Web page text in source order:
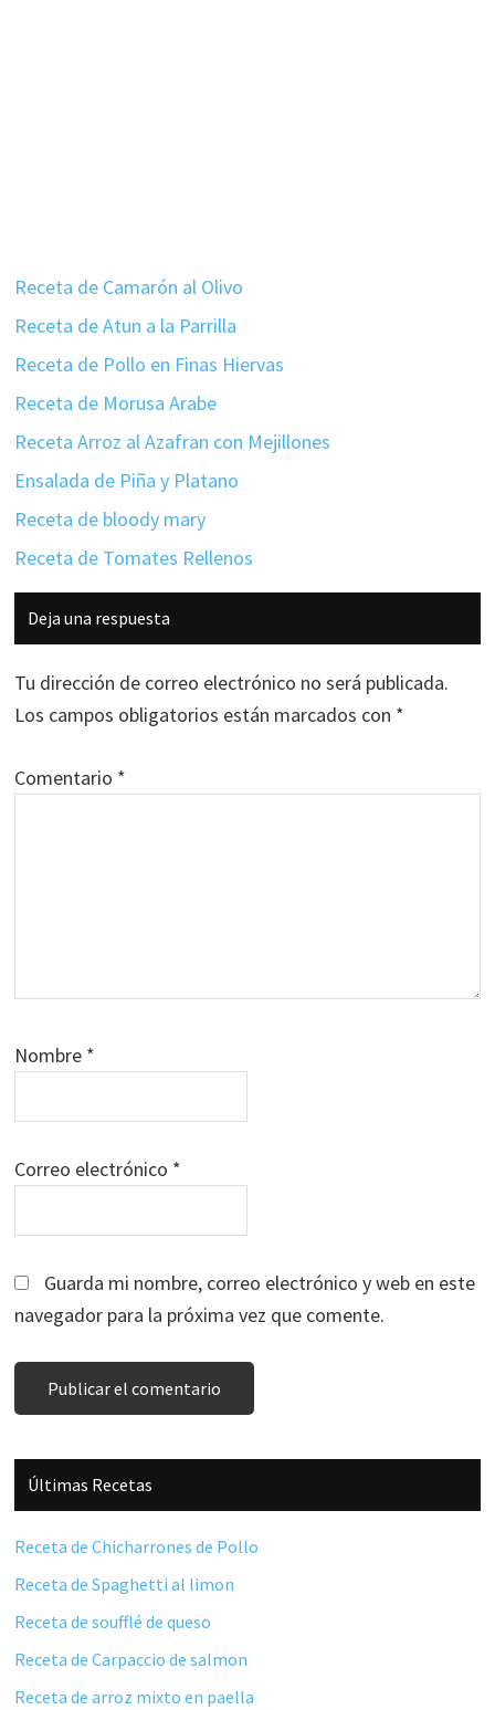
Receta de Camarón al Olivo
Receta de Atun a la Parrilla
Receta de Pollo en Finas Hiervas
Receta de Morusa Arabe
Receta Arroz al Azafran con Mejillones
Ensalada de Piña y Platano
Receta de bloody mary
Receta de Tomates Rellenos
Interacciones
con
los
lectores
Deja una respuesta
Tu dirección de correo electrónico no será publicada.
Los campos obligatorios están marcados con *
Comentario *
Nombre *
Correo electrónico *
Guarda mi nombre, correo electrónico y web en este
navegador para la próxima vez que comente.
Barra
lateral
principal
Últimas Recetas
Receta de Chicharrones de Pollo
Receta de Spaghetti al limon
Receta de soufflé de queso
Receta de Carpaccio de salmon
Receta de arroz mixto en paella